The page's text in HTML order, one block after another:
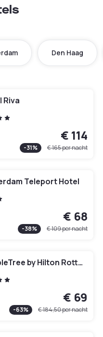
Den Haag
Riva
€ 114
-31% € 165per nacht
Teleport Hotel
€ 68
-38% € 109per nacht
DoubleTree by Hilton Rotterdam Centre
€ 69
-63% € 184,50per nacht